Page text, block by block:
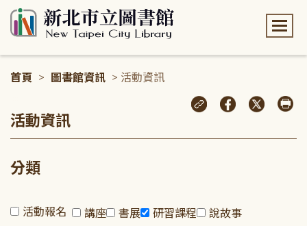
首頁 > 圖書館資訊 > 活動資訊
活動資訊
分類
活動報名 講座 書展 研習課程
說故事